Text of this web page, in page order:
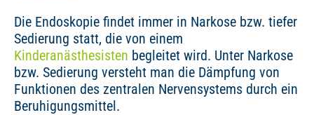
Die Endoskopie findet immer in Narkose bzw. tiefer
Sedierung statt, die von einem
Kinderanästhesisten begleitet wird. Unter Narkose
bzw. Sedierung versteht man die Dämpfung von
Funktionen des zentralen Nervensystems durch ein
Beruhigungsmittel.